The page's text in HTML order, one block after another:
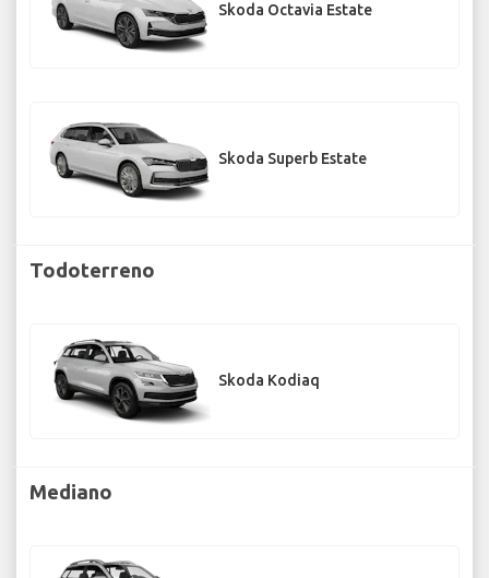
Skoda Octavia Estate
Skoda Superb Estate
Todoterreno
Skoda Kodiaq
Mediano